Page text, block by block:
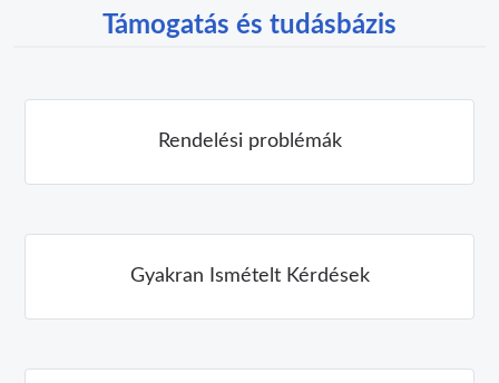
Támogatás és tudásbázis
Rendelési problémák
Gyakran Ismételt Kérdések